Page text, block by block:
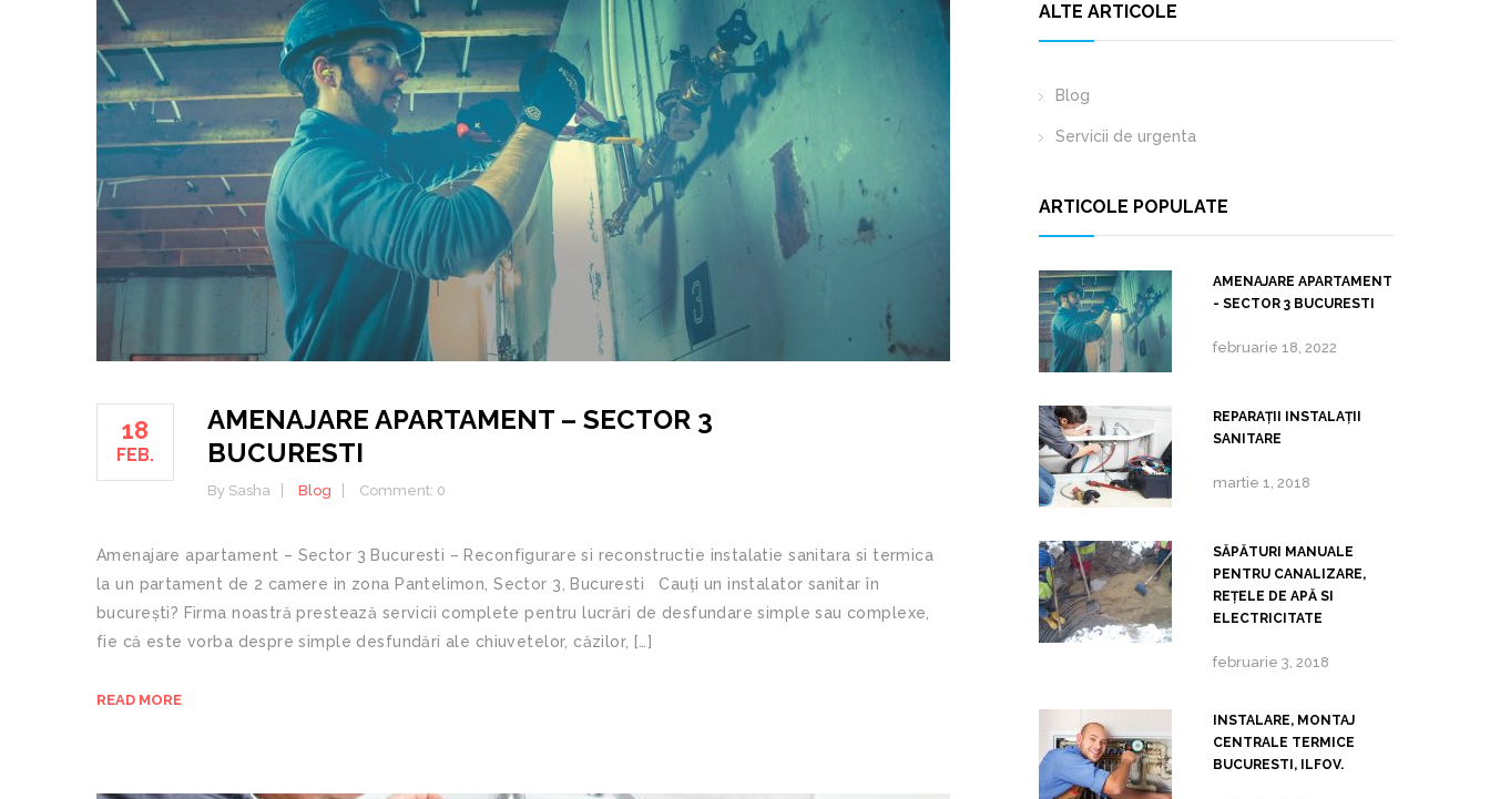
18
FEB.
AMENAJARE APARTAMENT – SECTOR 3
BUCURESTI
By Sasha Blog Comment: 0
Amenajare apartament – Sector 3 Bucuresti – Reconfigurare si reconstructie instalatie sanitara si termica
la un partament de 2 camere in zona Pantelimon, Sector 3, Bucuresti Cauți un instalator sanitar în
bucurești? Firma noastră prestează servicii complete pentru lucrări de desfundare simple sau complexe,
fie că este vorba despre simple desfundări ale chiuvetelor, căzilor, […]
READ MORE
ALTE ARTICOLE
Blog
Servicii de urgenta
ARTICOLE POPULATE
AMENAJARE APARTAMENT
- SECTOR 3 BUCURESTI
februarie 18, 2022
REPARAŢII INSTALAŢII
SANITARE
martie 1, 2018
SĂPĂTURI MANUALE
PENTRU CANALIZARE,
REȚELE DE APĂ SI
ELECTRICITATE
februarie 3, 2018
INSTALARE, MONTAJ
CENTRALE TERMICE
BUCURESTI, ILFOV.